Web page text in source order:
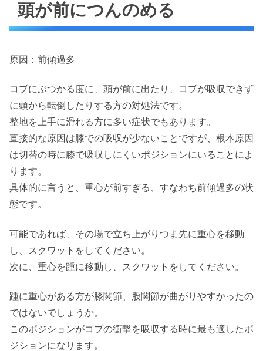
頭が前につんのめる
原因：前傾過多
コブにぶつかる度に、頭が前に出たり、コブが吸収できず
に頭から転倒したりする方の対処法です。
整地を上手に滑れる方に多い症状でもあります。
直接的な原因は膝での吸収が少ないことですが、根本原因
は切替の時に膝で吸収しにくいポジションにいることによ
ります。
具体的に言うと、重心が前すぎる、すなわち前傾過多の状
態です。
可能であれば、その場で立ち上がりつま先に重心を移動
し、スクワットをしてください。
次に、重心を踵に移動し、スクワットをしてください。
踵に重心がある方が膝関節、股関節が曲がりやすかったの
ではないでしょうか。
このポジションがコブの衝撃を吸収する時に最も適したポ
ジションになります。